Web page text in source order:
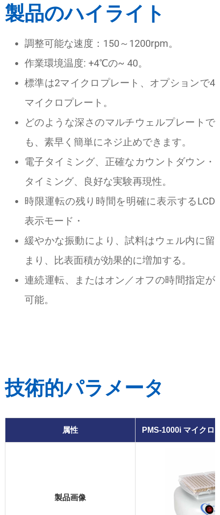
製品のハイライト
調整可能な速度：150～1200rpm。
作業環境温度: +4℃の~ 40。
標準は2マイクロプレート、オプションで4
マイクロプレート。
どのような深さのマルチウェルプレートで
も、素早く簡単にネジ止めできます。
電子タイミング、正確なカウントダウン・
タイミング、良好な実験再現性。
時限運転の残り時間を明確に表示するLCD
表示モード・
緩やかな振動により、試料はウェル内に留
まり、比表面積が効果的に増加する。
連続運転、またはオン／オフの時間指定が
可能。
技術的パラメータ
属性 PMS-1000i マイクロ
製品画像